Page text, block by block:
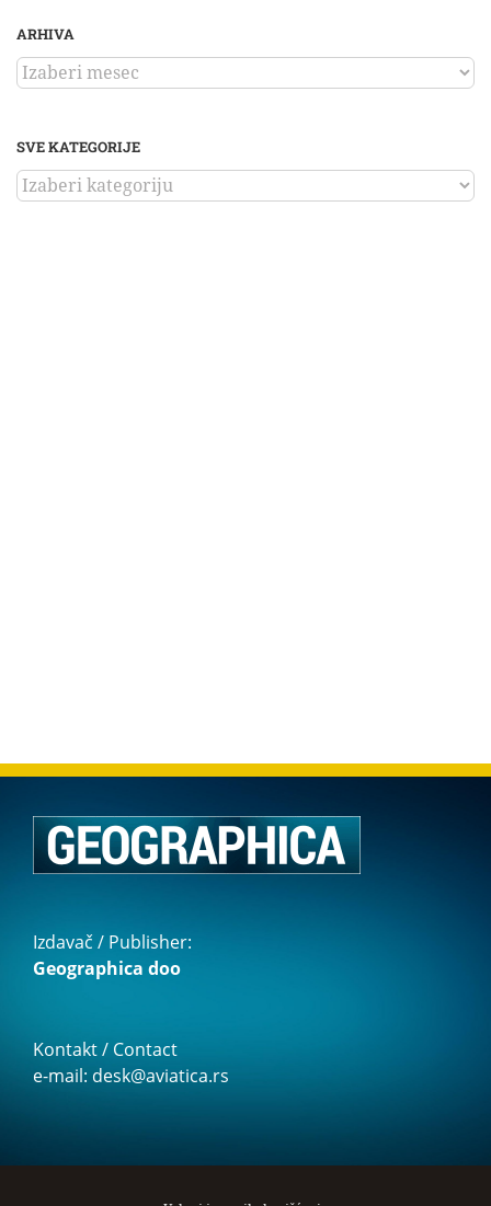
ARHIVA
ARHIVA
SVE KATEGORIJE
SVE
KATEGORIJE
Izdavač / Publisher:
Geographica doo
Kontakt / Contact
e-mail: desk@aviatica.rs